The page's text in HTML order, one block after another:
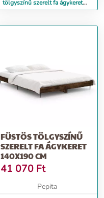
tölgyszínű szerelt fa ágykeret
120 x 190 cm
FÜSTÖS TÖLGYSZÍNŰ
SZERELT FA ÁGYKERET
140X190 CM
41 070 Ft
Pepita